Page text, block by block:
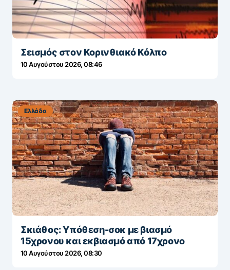
Σεισμός στον Κορινθιακό Κόλπο
10 Αυγούστου 2026, 08:46
Ελλάδα
Σκιάθος: Υπόθεση-σοκ με βιασμό
15χρονου και εκβιασμό από 17χρονο
10 Αυγούστου 2026, 08:30